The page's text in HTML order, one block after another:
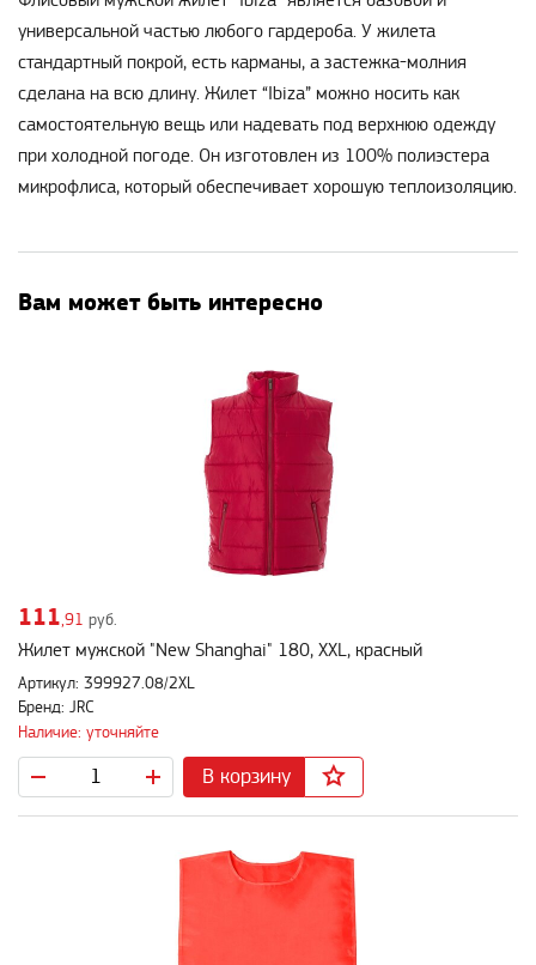
универсальной частью любого гардероба. У жилета
стандартный покрой, есть карманы, а застежка-молния
сделана на всю длину. Жилет “Ibiza” можно носить как
самостоятельную вещь или надевать под верхнюю одежду
при холодной погоде. Он изготовлен из 100% полиэстера
микрофлиса, который обеспечивает хорошую теплоизоляцию.
Вам может быть интересно
111,91 руб.
Жилет мужской "New Shanghai" 180, XXL, красный
Артикул: 399927.08/2XL
Бренд: JRC
Наличие: уточняйте
В корзину